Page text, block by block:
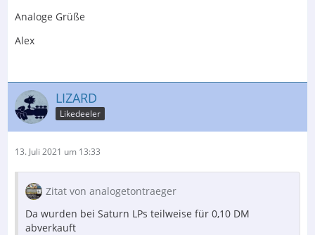
Analoge Grüße
Alex
LIZARD
Likedeeler
13. Juli 2021 um 13:33
Zitat von analogetontraeger
Da wurden bei Saturn LPs teilweise für 0,10 DM
abverkauft